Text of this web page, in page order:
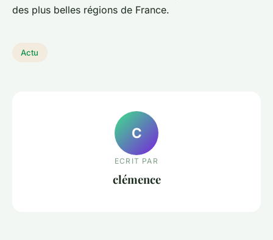
des plus belles régions de France.
Actu
C
ECRIT PAR
clémence